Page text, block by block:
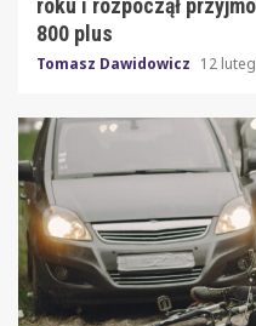
800 plus
Tomasz Dawidowicz 12